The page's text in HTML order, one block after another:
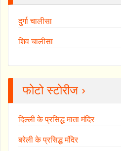
दुर्गा चालीसा
शिव चालीसा
फोटो स्टोरीज ›
दिल्ली के प्रसिद्ध माता मंदिर
बरेली के प्रसिद्ध मंदिर